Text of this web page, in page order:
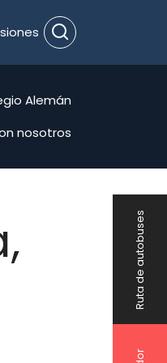
Search
Alemán
nosotros
Ruta de autobuses